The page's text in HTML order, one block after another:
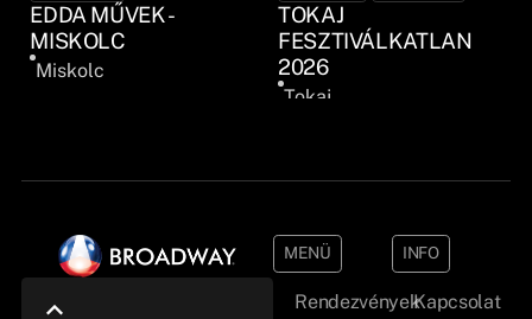
EDDA MŰVEK -
MISKOLC
Miskolc
TOKAJ
FESZTIVÁLKATLAN
2026
Tokaj
MENÜ
Rendezvények
INFO
Kapcsolat